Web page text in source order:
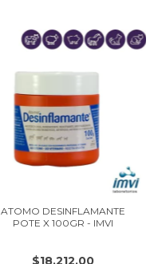
ATOMO DESINFLAMANTE
POTE X 100GR - IMVI
$18.212,00